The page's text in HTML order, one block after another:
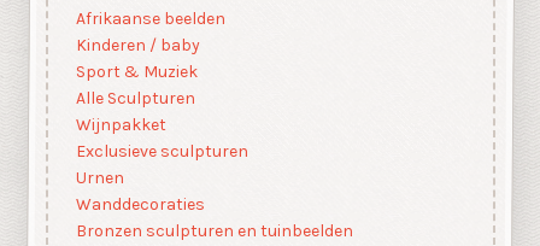
Afrikaanse beelden
Kinderen / baby
Sport & Muziek
Alle Sculpturen
Wijnpakket
Exclusieve sculpturen
Urnen
Wanddecoraties
Bronzen sculpturen en tuinbeelden